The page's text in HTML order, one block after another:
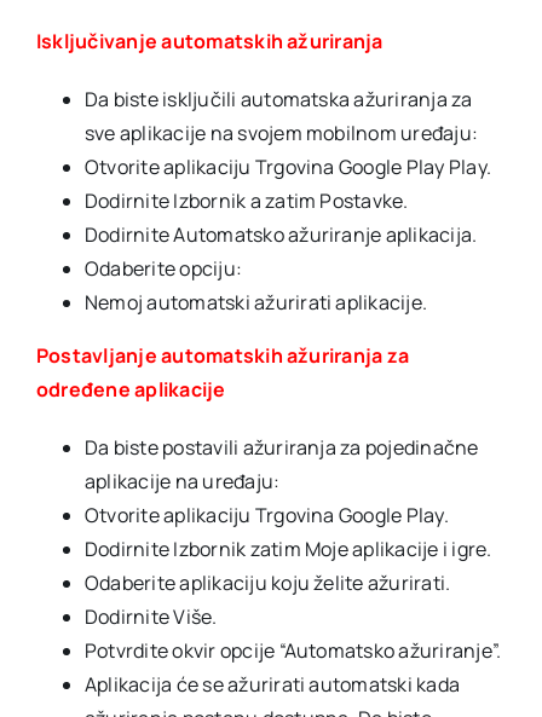
Isključivanje automatskih ažuriranja
Da biste isključili automatska ažuriranja za
sve aplikacije na svojem mobilnom uređaju:
Otvorite aplikaciju Trgovina Google Play Play.
Dodirnite Izbornik a zatim Postavke.
Dodirnite Automatsko ažuriranje aplikacija.
Odaberite opciju:
Nemoj automatski ažurirati aplikacije.
Postavljanje automatskih ažuriranja za
određene aplikacije
Da biste postavili ažuriranja za pojedinačne
aplikacije na uređaju:
Otvorite aplikaciju Trgovina Google Play.
Dodirnite Izbornik zatim Moje aplikacije i igre.
Odaberite aplikaciju koju želite ažurirati.
Dodirnite Više.
Potvrdite okvir opcije “Automatsko ažuriranje”.
Aplikacija će se ažurirati automatski kada